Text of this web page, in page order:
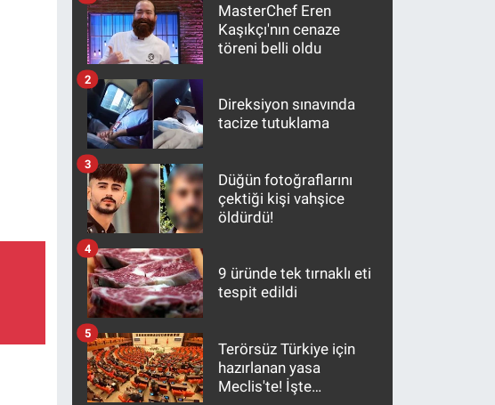
MasterChef Eren
Kaşıkçı'nın cenaze
töreni belli oldu
Direksiyon sınavında
tacize tutuklama
2
Düğün fotoğraflarını
çektiği kişi vahşice
öldürdü!
3
9 üründe tek tırnaklı eti
tespit edildi
4
Terörsüz Türkiye için
hazırlanan yasa
Meclis'te! İşte
5